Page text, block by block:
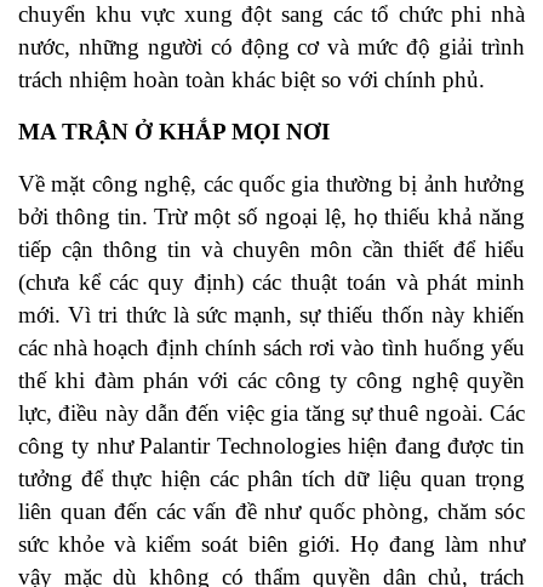
chuyển khu vực xung đột sang các tổ chức phi nhà
nước, những người có động cơ và mức độ giải trình
trách nhiệm hoàn toàn khác biệt so với chính phủ.
MA TRẬN Ở KHẮP MỌI NƠI
Về mặt công nghệ, các quốc gia thường bị ảnh hưởng
bởi thông tin. Trừ một số ngoại lệ, họ thiếu khả năng
tiếp cận thông tin và chuyên môn cần thiết để hiểu
(chưa kể các quy định) các thuật toán và phát minh
mới. Vì tri thức là sức mạnh, sự thiếu thốn này khiến
các nhà hoạch định chính sách rơi vào tình huống yếu
thế khi đàm phán với các công ty công nghệ quyền
lực, điều này dẫn đến việc gia tăng sự thuê ngoài. Các
công ty như Palantir Technologies hiện đang được tin
tưởng để thực hiện các phân tích dữ liệu quan trọng
liên quan đến các vấn đề như quốc phòng, chăm sóc
sức khỏe và kiểm soát biên giới. Họ đang làm như
vậy mặc dù không có thẩm quyền dân chủ, trách